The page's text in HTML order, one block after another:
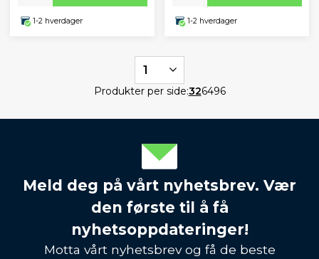
1-2 hverdager 1-2 hverdager
1
Produkter per side:326496
Meld deg på vårt nyhetsbrev. Vær
den første til å få
nyhetsoppdateringer!
Motta vårt nyhetsbrev og få de beste